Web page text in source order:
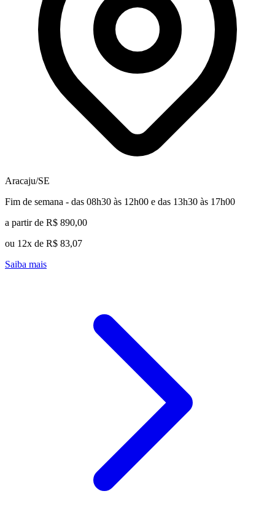
Aracaju/SE
Fim de semana - das 08h30 às 12h00 e das 13h30 às 17h00
a partir de R$ 890,00
ou 12x de R$ 83,07
Saiba mais